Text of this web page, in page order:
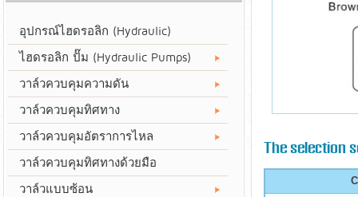
The selection
อุปกรณ์ไฮดรอลิก (Hydraulic)
ไฮดรอลิก ปั๊ม (Hydraulic Pumps)
วาล์วควบคุมความดัน
วาล์วควบคุมทิศทาง
วาล์วควบคุมอัตราการไหล
วาล์วควบคุมทิศทางด้วยมือ
วาล์วแบบซ้อน